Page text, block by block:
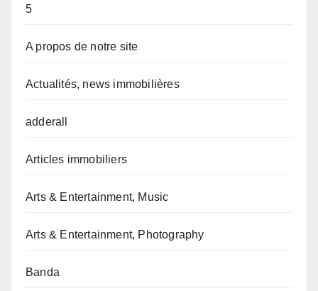
5
A propos de notre site
Actualités, news immobilières
adderall
Articles immobiliers
Arts & Entertainment, Music
Arts & Entertainment, Photography
Banda